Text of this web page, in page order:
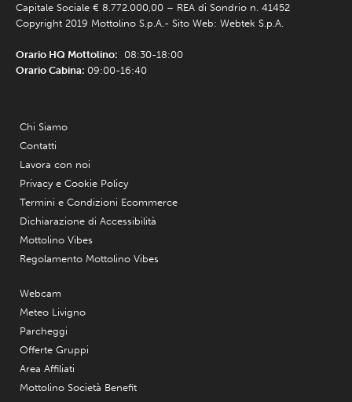
Capitale Sociale € 8.772.000,00 – REA di Sondrio n. 41452
Copyright 2019 Mottolino S.p.A.- Sito Web: Webtek S.p.A.
Orario HQ Mottolino: 08:30-18:00
Orario Cabina: 09:00-16:40
Chi Siamo
Contatti
Lavora con noi
Privacy e Cookie Policy
Termini e Condizioni Ecommerce
Dichiarazione di Accessibilità
Mottolino Vibes
Regolamento Mottolino Vibes
Webcam
Meteo Livigno
Parcheggi
Offerte Gruppi
Area Affiliati
Mottolino Società Benefit